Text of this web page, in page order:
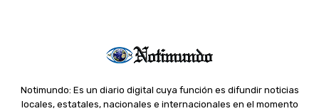
Notimundo: Es un diario digital cuya función es difundir noticias
locales, estatales, nacionales e internacionales en el momento